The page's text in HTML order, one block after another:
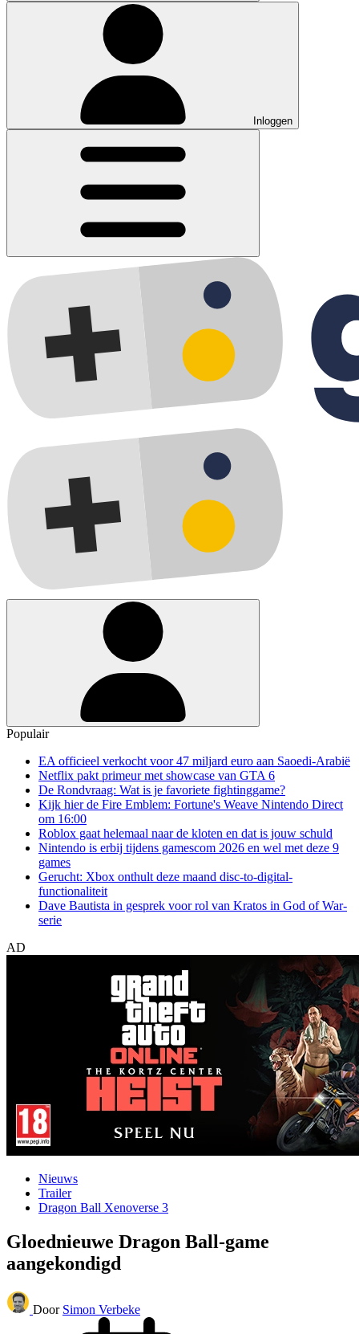
Inloggen
Populair
EA officieel verkocht voor 47 miljard euro aan Saoedi-Arabië
Netflix pakt primeur met showcase van GTA 6
De Rondvraag: Wat is je favoriete fightinggame?
Kijk hier de Fire Emblem: Fortune's Weave Nintendo Direct
om 16:00
Roblox gaat helemaal naar de kloten en dat is jouw schuld
Nintendo is erbij tijdens gamescom 2026 en wel met deze 9
games
Gerucht: Xbox onthult deze maand disc-to-digital-
functionaliteit
Dave Bautista in gesprek voor rol van Kratos in God of War-
serie
AD
Nieuws
Trailer
Dragon Ball Xenoverse 3
Gloednieuwe Dragon Ball-game
aangekondigd
Door Simon Verbeke